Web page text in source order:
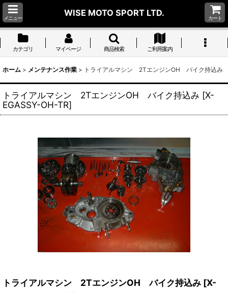
メニュー
WISE MOTO SPORT LTD.
カート
カテゴリ マイページ 商品検索 ご利用案内
ホーム > メンテナンス作業 > トライアルマシン 2TエンジンOH バイク持込み
トライアルマシン 2TエンジンOH バイク持込み [X-
EGASSY-OH-TR]
トライアルマシン 2TエンジンOH バイク持込み [X-